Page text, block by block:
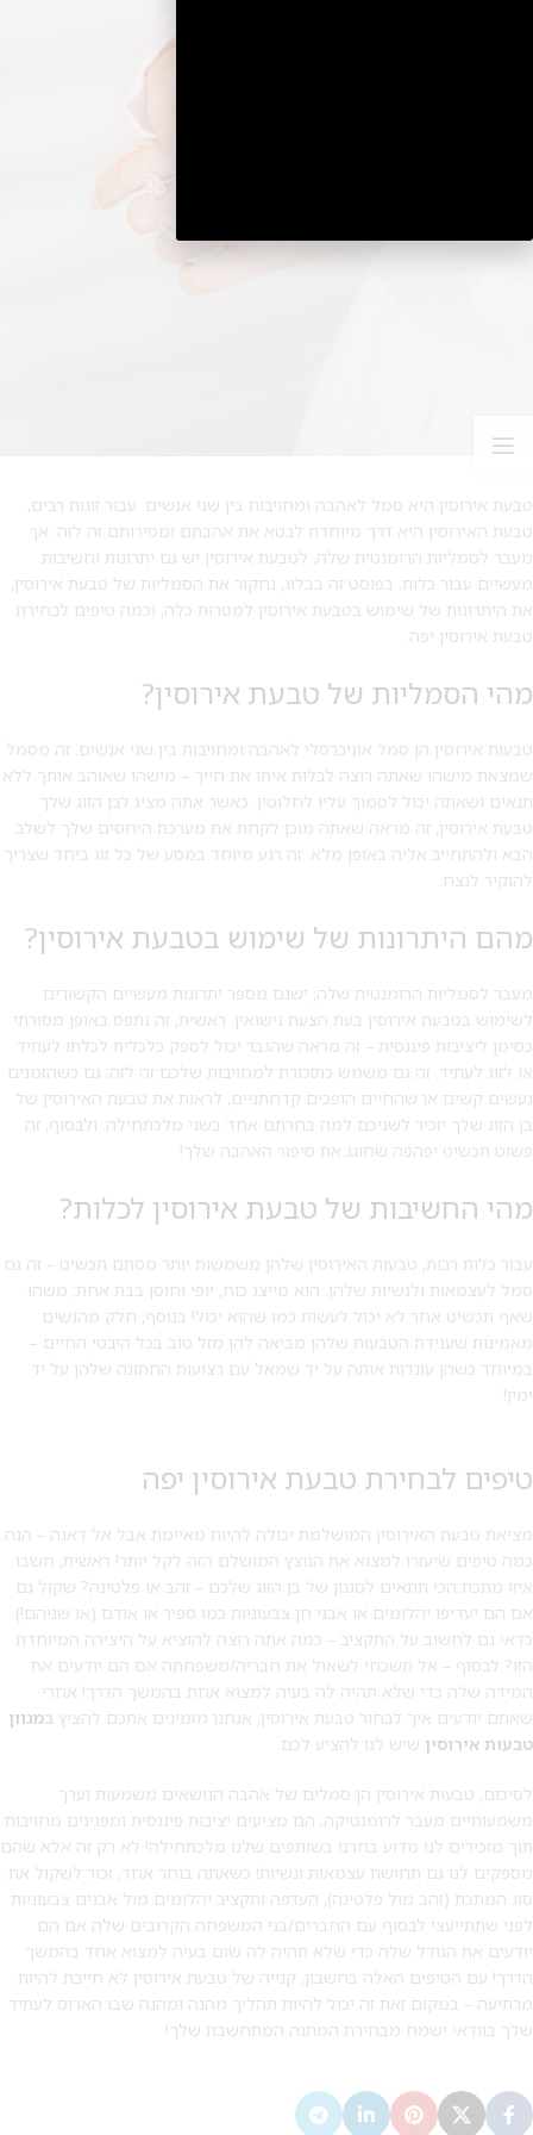
טבעת אירוסין היא סמל לאהבה ומחויבות בין שני אנשים. עבור זוגות רבים,
טבעת האירוסין היא דרך מיוחדת לבטא את אהבתם ומסירותם זה לזה. אך
מעבר לסמליות הרומנטית שלה, לטבעת אירוסין יש גם יתרונות וחשיבות
מעשיים עבור כלות. בפוסט זה בבלוג, נחקור את הסמליות של טבעת אירוסין,
את היתרונות של שימוש בטבעת אירוסין למטרות כלה, וכמה טיפים לבחירת
טבעת אירוסין יפה.
מהי הסמליות של טבעת אירוסין?
טבעות אירוסין הן סמל אוניברסלי לאהבה ומחויבות בין שני אנשים. זה מסמל
שמצאת מישהו שאתה רוצה לבלות איתו את חייך – מישהו שאוהב אותך ללא
תנאים ושאתה יכול לסמוך עליו לחלוטין. כאשר אתה מציג לבן הזוג שלך
טבעת אירוסין, זה מראה שאתה מוכן לקחת את מערכת היחסים שלך לשלב
הבא ולהתחייב אליה באופן מלא. זה רגע מיוחד במסע של כל זוג ביחד שצריך
להוקיר לנצח.
מהם היתרונות של שימוש בטבעת אירוסין?
מעבר לסמליות הרומנטית שלה, ישנם מספר יתרונות מעשיים הקשורים
לשימוש בטבעת אירוסין בעת ​​הצעת נישואין. ראשית, זה נתפס באופן מסורתי
כסימן ליציבות פיננסית – זה מראה שהגבר יכול לספק כלכלית לכלתו לעתיד
או לזוג לעתיד. זה גם משמש כתזכורת למחויבות שלכם זה לזה; גם כשהזמנים
נעשים קשים או שהחיים הופכים קדחתניים, לראות את טבעת האירוסין של
בן הזוג שלך יזכיר לשניכם למה בחרתם אחד בשני מלכתחילה. ולבסוף, זה
פשוט תכשיט יפהפה שחוגג את סיפור האהבה שלך!
מהי החשיבות של טבעת אירוסין לכלות?
עבור כלות רבות, טבעות האירוסין שלהן משמשות יותר מסתם תכשיט – זה גם
סמל לעצמאות ולנשיות שלהן. הוא מייצג כוח, יופי וחוסן בבת אחת; משהו
שאף תכשיט אחר לא יכול לעשות כמו שהוא יכול! בנוסף, חלק מהנשים
מאמינות שענידת הטבעות שלהן מביאה להן מזל טוב בכל היבטי החיים –
במיוחד כשהן עונדות אותה על יד שמאל עם רצועות החתונה שלהן על יד
ימין!
טיפים לבחירת טבעת אירוסין יפה
מציאת טבעת האירוסין המושלמת יכולה להיות מאיימת אבל אל דאגה – הנה
כמה טיפים שיעזרו למצוא את הנוצץ המושלם הזה לקל יותר! ראשית, חשבו
איזו מתכת הכי תתאים לסגנון של בן הזוג שלכם – זהב או פלטינה? שקול גם
אם הם יעדיפו יהלומים או אבני חן צבעוניות כמו ספיר או אודם (או שניהם!).
כדאי גם לחשוב על התקציב – כמה אתה רוצה להוציא על היצירה המיוחדת
הזו? לבסוף – אל תשכחי לשאול את חבריה/משפחתה אם הם יודעים את
המידה שלה כדי שלא תהיה לה בעיה למצוא אחת בהמשך הדרך! אחרי
שאתם יודעים איך לבחור טבעת אירוסין, אנחנו מזמינים אתכם להציץ במגוון
טבעות אירוסין שיש לנו להציע לכם.
לסיכום, טבעות אירוסין הן סמלים של אהבה הנושאים משמעות וערך
משמעותיים מעבר לרומנטיקה; הם מציעים יציבות פיננסית ומפגינים מחויבות
תוך מזכירים לנו מדוע בחרנו בשותפים שלנו מלכתחילה! לא רק זה אלא שהם
מספקים לנו גם תחושת עצמאות ונשיות! כשאתה בוחר אחד, זכור לשקול את
סוג המתכת (זהב מול פלטינה), העדפה ותקציב יהלומים מול אבנים צבעוניות
לפני שתתייעצי לבסוף עם החברים/בני המשפחה הקרובים שלה אם הם
יודעים את הגודל שלה כדי שלא תהיה לה שום בעיה למצוא אחד בהמשך
הדרך! עם הטיפים האלה בחשבון, קנייה של טבעת אירוסין לא חייבת להיות
מרתיעה – במקום זאת זה יכול להיות תהליך מהנה ומהנה שבו הארוס לעתיד
שלך בוודאי ישמח מבחירת המתנה המתחשבת שלך!
על החירור ל-50 הפונות ראשונות
לקביעת תור לפירסינג ועיצוב
אזניים